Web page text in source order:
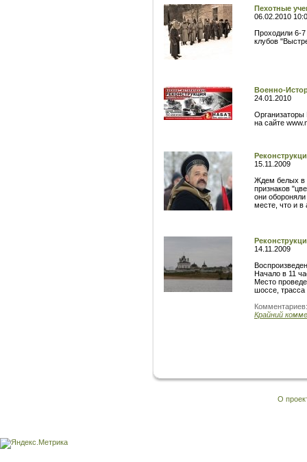
Пехотные
06.02.2010
Проходили 6-
клубов
Военно-
24.01.2010
Организаторы
на сайте
15.11.2009
Ждем белых в
признаков
они
месте, что и в
14.11.2009
Начало в 11
Место
шоссе,
Комментариев:
Крайний
О